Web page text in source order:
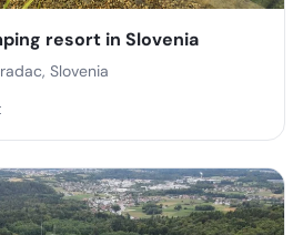
resort in Slovenia
Slovenia